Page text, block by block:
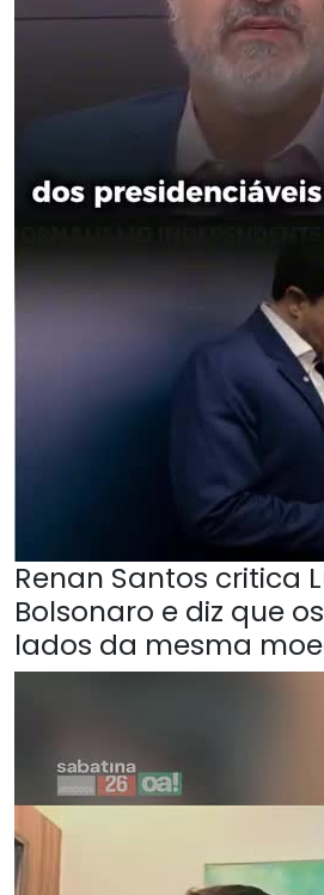
Renan Santos critica
Bolsonaro e diz que
lados da mesma